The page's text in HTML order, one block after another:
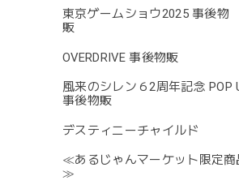
東京ゲームショウ2025 事後物
販
OVERDRIVE 事後物販
風来のシレン６2周年記念 POP
事後物販
デスティニーチャイルド
≪あるじゃんマーケット限定商
≫